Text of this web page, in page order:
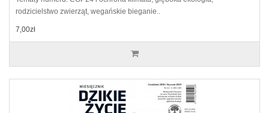
rodzicielstwo zwierząt, wegańskie bieganie..
7,00zł